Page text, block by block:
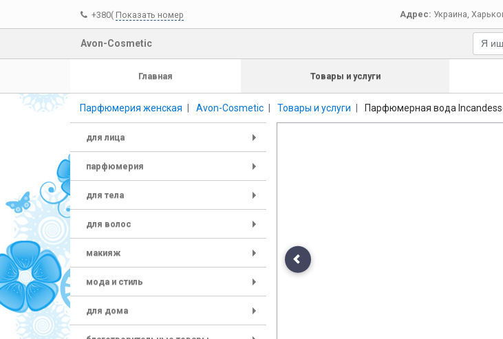
+380( Показать номер Адрес: Украина
Avon-Cosmetic
Главная Товары и услуги
Парфюмерия женская Avon-Cosmetic Товары и услуги Парфюмерная вода
для лица
парфюмерия
для тела
для волос
макияж
мода и стиль
для дома
Previous